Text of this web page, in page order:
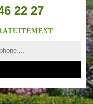
22 27